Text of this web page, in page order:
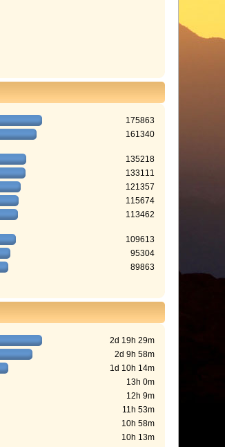
175863
161340
135218
133111
121357
115674
113462
109613
95304
89863
2d 19h 29m
2d 9h 58m
1d 10h 14m
13h 0m
12h 9m
11h 53m
10h 58m
10h 13m